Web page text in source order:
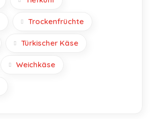
Trockenfrüchte
Türkischer Käse
Weichkäse